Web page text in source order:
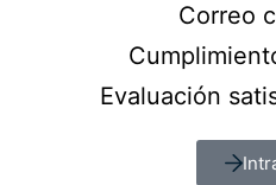
Correo
Evaluación